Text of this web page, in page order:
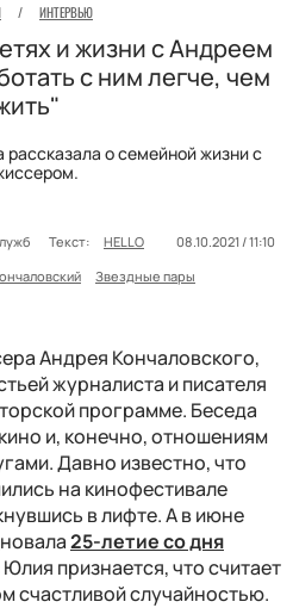
/ ИНТЕРВЬЮ
и жизни с Андреем
с ним легче, чем
о семейной жизни с
Текст: HELLO
08.10.2021 / 11:10
Звездные пары
Андрея Кончаловского,
журналиста и писателя
программе. Беседа
и, конечно, отношениям
Давно известно, что
на кинофестивале
в лифте. А в июне
25-летие со дня
признается, что считает
счастливой случайностью.